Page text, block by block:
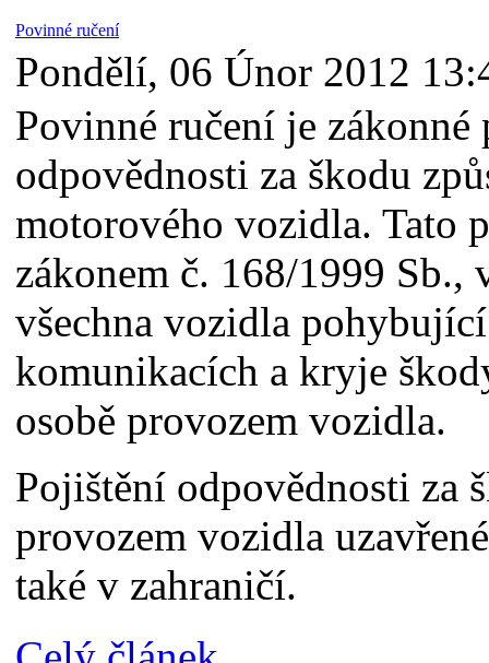
Povinné ručení
Pondělí, 06 Únor 2012
Povinné ručení je zákonné
odpovědnosti za škodu
motorového vozidla. Tato
zákonem č. 168/1999 Sb.,
všechna vozidla
komunikacích a kryje
osobě provozem vozidla.
Pojištění odpovědnosti za
provozem vozidla
také v zahraničí.